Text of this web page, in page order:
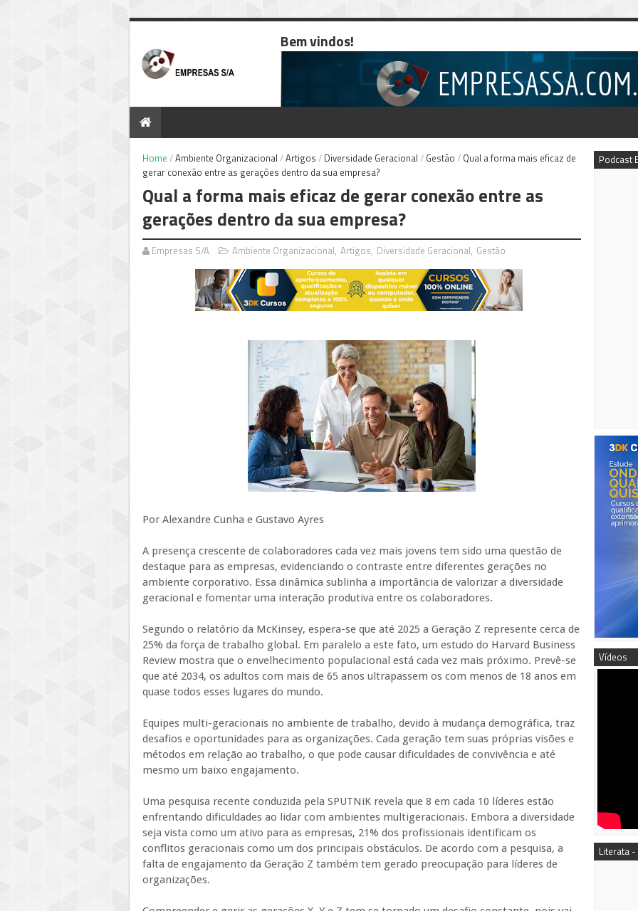
Bem vindos!
Home /Ambiente Organizacional /Artigos / Diversidade Geracional / Gestão / Qual a forma mais eficaz de
gerar conexão entre as gerações dentro da sua empresa?
Qual a forma mais eficaz de gerar conexão entre as
gerações dentro da sua empresa?
Empresas S/A Ambiente Organizacional, Artigos, Diversidade Geracional, Gestão
Por Alexandre Cunha e Gustavo Ayres
A presença crescente de colaboradores cada vez mais jovens tem sido uma questão de
destaque para as empresas, evidenciando o contraste entre diferentes gerações no
ambiente corporativo. Essa dinâmica sublinha a importância de valorizar a diversidade
geracional e fomentar uma interação produtiva entre os colaboradores.
Segundo o relatório da McKinsey, espera-se que até 2025 a Geração Z represente cerca de
25% da força de trabalho global. Em paralelo a este fato, um estudo do Harvard Business
Review mostra que o envelhecimento populacional está cada vez mais próximo. Prevê-se
que até 2034, os adultos com mais de 65 anos ultrapassem os com menos de 18 anos em
quase todos esses lugares do mundo.
Equipes multi-geracionais no ambiente de trabalho, devido à mudança demográfica, traz
desafios e oportunidades para as organizações. Cada geração tem suas próprias visões e
métodos em relação ao trabalho, o que pode causar dificuldades de convivência e até
mesmo um baixo engajamento.
Uma pesquisa recente conduzida pela SPUTNiK revela que 8 em cada 10 líderes estão
enfrentando dificuldades ao lidar com ambientes multigeracionais. Embora a diversidade
seja vista como um ativo para as empresas, 21% dos profissionais identificam os
conflitos geracionais como um dos principais obstáculos. De acordo com a pesquisa, a
falta de engajamento da Geração Z também tem gerado preocupação para líderes de
organizações.
Podcast
Vídeos
Literata